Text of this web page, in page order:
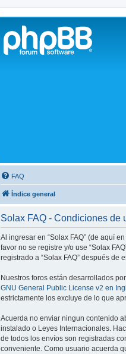
Solax FAQ
Lugar para intercambiar dudas sobre
FAQ
Índice general
Solax FAQ - Condiciones de
Al ingresar en “Solax FAQ” (de aquí
favor no se registre y/o use “Solax
registrado a “Solax FAQ” después
Nuestros foros están desarrollados
GNU General Public License v2 en
estrictamente los excluye de lo que
Acuerda no enviar ningun contenido
instalado o Leyes Internacionales.
de todos los envíos son registradas
conveniente. Como usuario acuerda